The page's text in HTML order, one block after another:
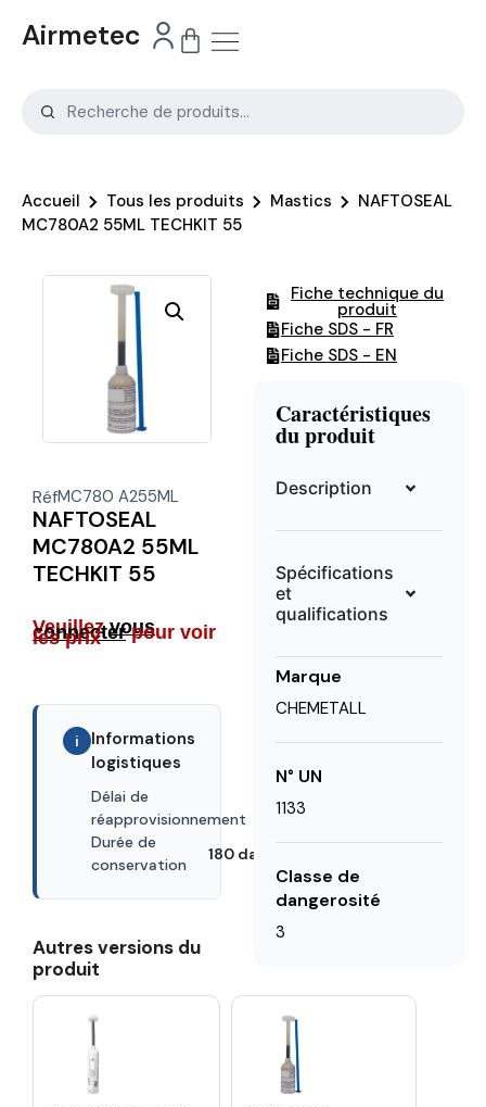
Airmetec
Accueil Tous les produits Mastics
NAFTOSEAL
MC780A2 55ML TECHKIT 55
RéfMC780 A255ML
NAFTOSEAL
MC780A2 55ML
TECHKIT 55
Veuillezvous
connecterpour voir
les prix
i
Informations
logistiques
Délai de
réapprovisionnement
49 days
Durée de
conservation
180 days
Autres versions du
produit
Fiche technique du
produit
Fiche SDS - FR
Fiche SDS - EN
Caractéristiques
du produit
Description
Spécifications
et
qualifications
Marque
CHEMETALL
N° UN
1133
Classe de
dangerosité
3